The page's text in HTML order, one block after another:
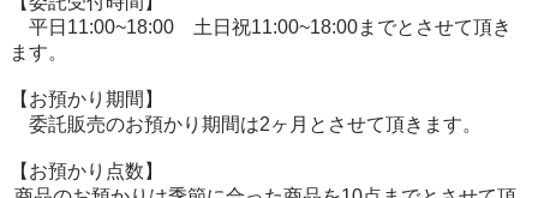
平日11:00~18:00　土日祝11:00~18:00までとさせて頂き
ます。
【お預かり期間】
委託販売のお預かり期間は2ヶ月とさせて頂きます。
【お預かり点数】